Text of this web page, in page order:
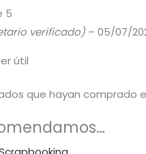
5
verificado) – 05/07/
útil
que hayan